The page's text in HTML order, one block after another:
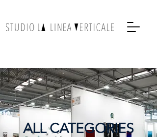
ALL CATEGORIES